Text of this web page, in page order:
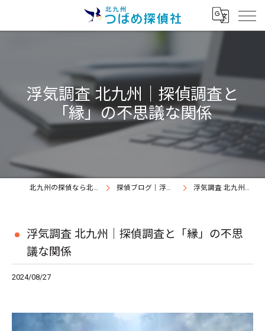
浮気調査 北九州｜探偵調査と
「縁」の不思議な関係
北九州の探偵なら北九州つばめ探偵社｜証拠満載提出継続中 探偵ブログ｜浮気調査北九州、北九州つばめ探偵社 浮気調査 北九州｜探偵調査と「縁」の不思議な関係
浮気調査 北九州｜探偵調査と「縁」の不思
議な関係
2024/08/27